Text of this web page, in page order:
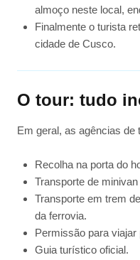
almoço neste local,
Finalmente o turista
cidade de Cusco.
O tour: tudo
Em geral, as agências de
Recolha na porta do
Transporte de
Transporte em trem
da ferrovia.
Permissão para viajar
Guia turístico oficial.